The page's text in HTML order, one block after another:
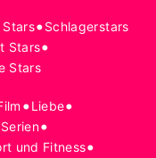
•Schlagerstars
Stars•
Stars
•Liebe•
Serien•
und Fitness•